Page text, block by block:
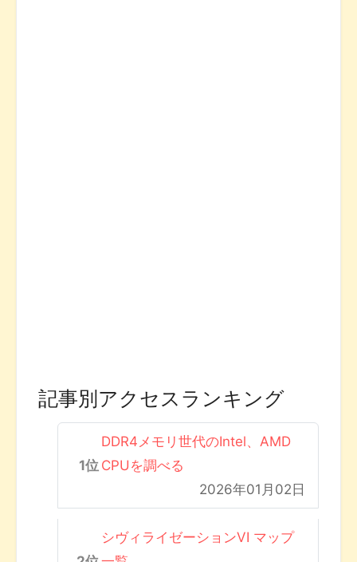
記事別アクセスランキング
DDR4メモリ世代のIntel、AMD
CPUを調べる
2026年01月02日
シヴィライゼーションVI マップ